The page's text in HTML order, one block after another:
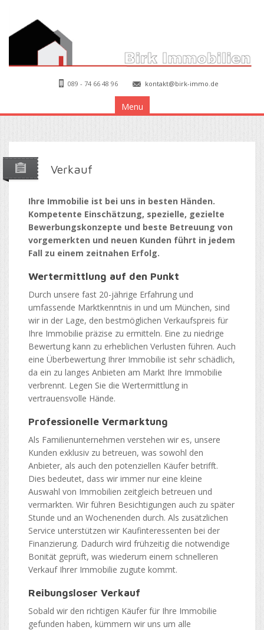
089 - 74 66 48 96 kontakt@birk-immo.de
Menu
Verkauf
Ihre Immobilie ist bei uns in besten Händen.
Kompetente Einschätzung, spezielle, gezielte
Bewerbungskonzepte und beste Betreuung von
vorgemerkten und neuen Kunden führt in jedem
Fall zu einem zeitnahen Erfolg.
Wertermittlung auf den Punkt
Durch unsere fast 20-jährige Erfahrung und
umfassende Marktkenntnis in und um München, sind
wir in der Lage, den bestmöglichen Verkaufspreis für
Ihre Immobilie präzise zu ermitteln. Eine zu niedrige
Bewertung kann zu erheblichen Verlusten führen. Auch
eine Überbewertung Ihrer Immobilie ist sehr schädlich,
da ein zu langes Anbieten am Markt Ihre Immobilie
verbrennt. Legen Sie die Wertermittlung in
vertrauensvolle Hände.
Professionelle Vermarktung
Als Familienunternehmen verstehen wir es, unsere
Kunden exklusiv zu betreuen, was sowohl den
Anbieter, als auch den potenziellen Käufer betrifft.
Dies bedeutet, dass wir immer nur eine kleine
Auswahl von Immobilien zeitgleich betreuen und
vermarkten. Wir führen Besichtigungen auch zu später
Stunde und an Wochenenden durch. Als zusätzlichen
Service unterstützen wir Kaufinteressenten bei der
Finanzierung. Dadurch wird frühzeitig die notwendige
Bonität geprüft, was wiederum einem schnelleren
Verkauf Ihrer Immobilie zugute kommt.
Reibungsloser Verkauf
Sobald wir den richtigen Käufer für Ihre Immobilie
gefunden haben, kümmern wir uns um alle